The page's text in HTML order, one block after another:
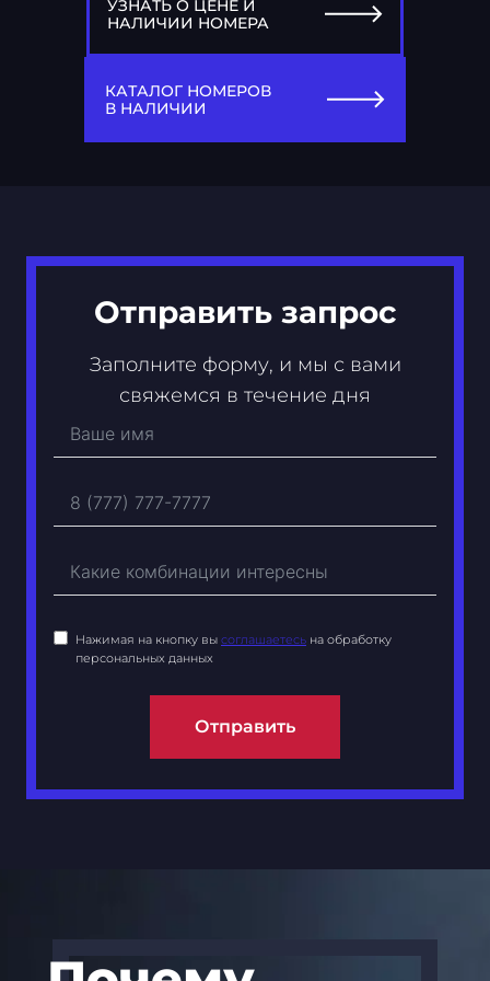
С 987 СС 77
УЗНАТЬ О ЦЕНЕ И
НАЛИЧИИ НОМЕРА
КАТАЛОГ НОМЕРОВ
В НАЛИЧИИ
Отправить запрос
Заполните форму, и мы с вами
свяжемся в течение дня
Нажимая на кнопку вы соглашаетесь на обработку
персональных данных
Отправить